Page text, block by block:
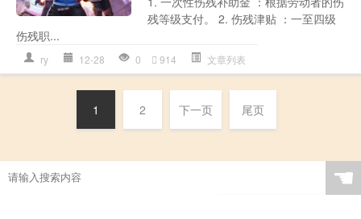
残等级支付。 2. 伤残津贴 ：一至四级
伤残职...
ry 12-28 0 914 文章列表
1 2 下一页 尾页
☚